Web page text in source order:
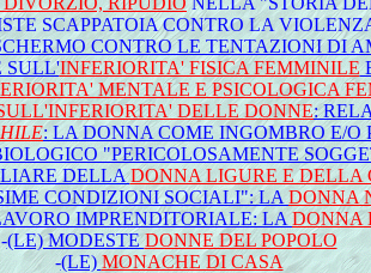
SCAPPATOIA CONTRO LA
CONTRO LE TENTAZIONI DI
SULL'INFERIORITA' FISICA FEMMINILE
MENTALE E PSICOLOGICA
DELLE DONNE:
: LA DONNA COME INGOMBRO E/O
"PERICOLOSAMENTE
DELLADONNA LIGURE E DELLA
CONDIZIONI SOCIALI": LADONNA
IMPRENDITORIALE: LADONNA
-(LE) MODESTEDONNE DEL POPOLO
-(LE)MONACHE DI CASA